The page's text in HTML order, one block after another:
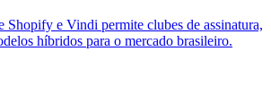
Shopify e Vindi permite clubes de assinatura,
híbridos para o mercado brasileiro.